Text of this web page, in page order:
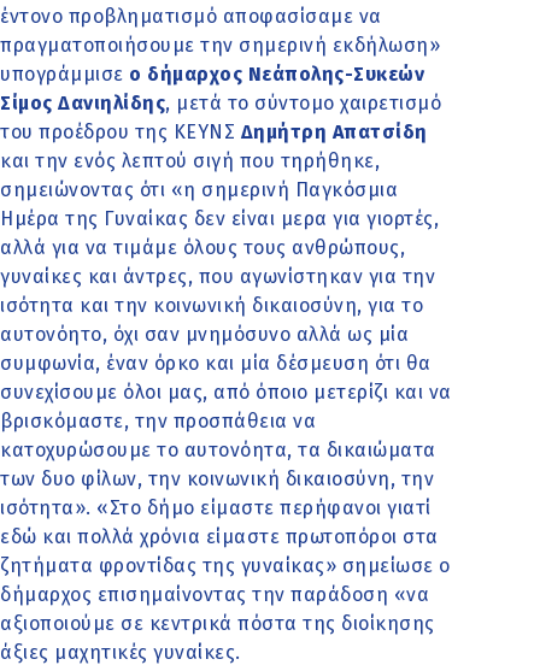
έντονο προβληματισμό αποφασίσαμε να
πραγματοποιήσουμε την σημερινή εκδήλωση»
υπογράμμισε ο δήμαρχος Νεάπολης-Συκεών
Σίμος Δανιηλίδης, μετά το σύντομο χαιρετισμό
του προέδρου της ΚΕΥΝΣ Δημήτρη Απατσίδη
και την ενός λεπτού σιγή που τηρήθηκε,
σημειώνοντας ότι «η σημερινή Παγκόσμια
Ημέρα της Γυναίκας δεν είναι μερα για γιορτές,
αλλά για να τιμάμε όλους τους ανθρώπους,
γυναίκες και άντρες, που αγωνίστηκαν για την
ισότητα και την κοινωνική δικαιοσύνη, για το
αυτονόητο, όχι σαν μνημόσυνο αλλά ως μία
συμφωνία, έναν όρκο και μία δέσμευση ότι θα
συνεχίσουμε όλοι μας, από όποιο μετερίζι και να
βρισκόμαστε, την προσπάθεια να
κατοχυρώσουμε το αυτονόητα, τα δικαιώματα
των δυο φίλων, την κοινωνική δικαιοσύνη, την
ισότητα». «Στο δήμο είμαστε περήφανοι γιατί
εδώ και πολλά χρόνια είμαστε πρωτοπόροι στα
ζητήματα φροντίδας της γυναίκας» σημείωσε ο
δήμαρχος επισημαίνοντας την παράδοση «να
αξιοποιούμε σε κεντρικά πόστα της διοίκησης
άξιες μαχητικές γυναίκες.